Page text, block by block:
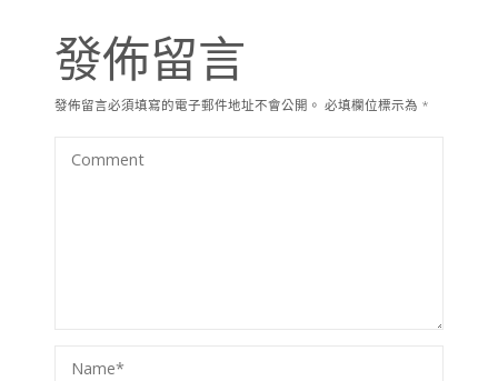
發佈留言
發佈留言必須填寫的電子郵件地址不會公開。 必填欄位標示為 *